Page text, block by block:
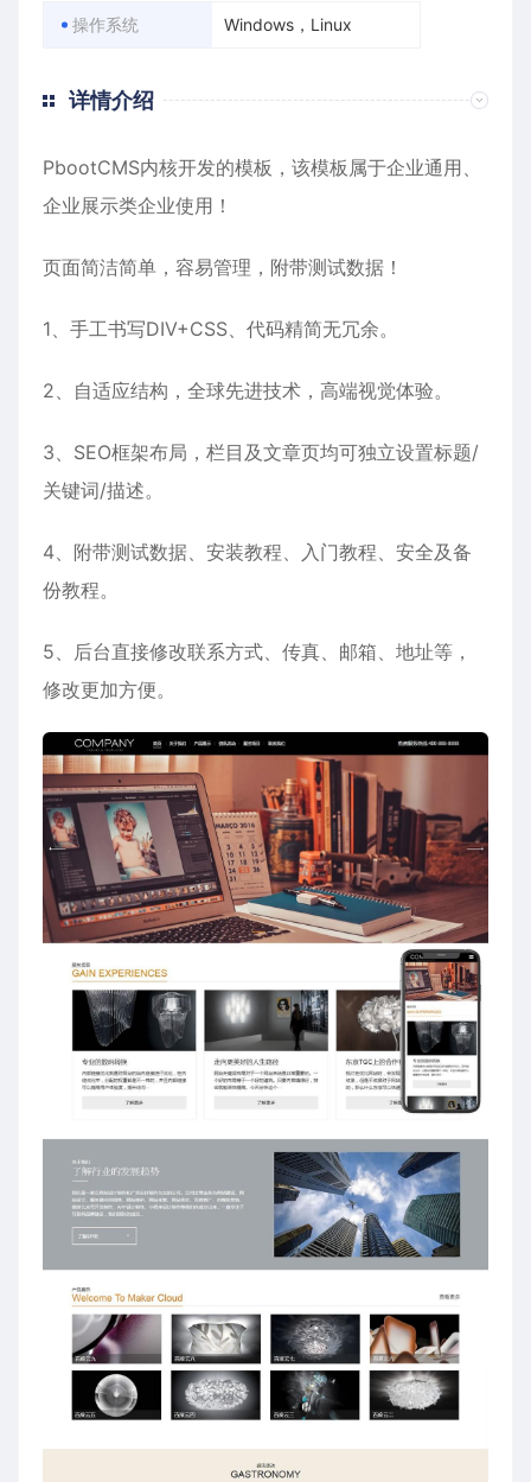
操作系统 Windows，Linux
详情介绍
PbootCMS内核开发的模板，该模板属于企业通用 、
企业展示类企业使用！
页面简洁简单，容易管理，附带测试数据！
1、手工书写DIV+CSS、代码精简无冗余。
2、自适应结构，全球先进技术，高端视觉体验。
3、SEO框架布局，栏目及文章页均可独立设置标题/
关键词/描述。
4、附带测试数据、安装教程、入门教程、安全及备
份教程。
5、后台直接修改联系方式、传真、邮箱、地址等，
修改更加方便。